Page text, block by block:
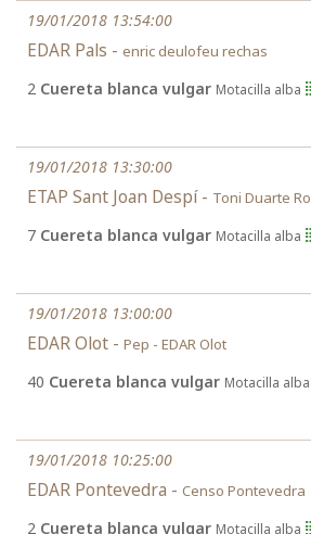
19/01/2018 13:54:00
EDAR Pals - enric deulofeu rechas
2 Cuereta blanca vulgar Motacilla alba
19/01/2018 13:30:00
ETAP Sant Joan Despí - Toni Duarte
7 Cuereta blanca vulgar Motacilla alba
19/01/2018 13:00:00
EDAR Olot - Pep - EDAR Olot
40 Cuereta blanca vulgar Motacilla alba
19/01/2018 10:25:00
EDAR Pontevedra - Censo Pontevedra
2 Cuereta blanca vulgar Motacilla alba